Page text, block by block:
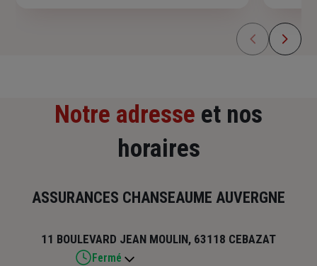
Notre adresse et nos
horaires
ASSURANCES CHANSEAUME AUVERGNE
11 BOULEVARD JEAN MOULIN, 63118 CEBAZAT
Fermé